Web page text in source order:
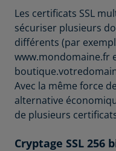
Les certificats SSL
sécuriser plusieurs
différents (par
www.mondomaine.fr
Avec la même force
alternative
de plusieurs
Cryptage SSL 256